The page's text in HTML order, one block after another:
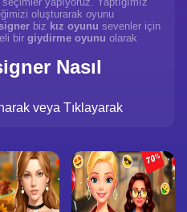
oluşturarak oyunu
biz kız oyunu sevenler için
bir giydirme oyunu olarak
Nasıl
veya Tıklayarak